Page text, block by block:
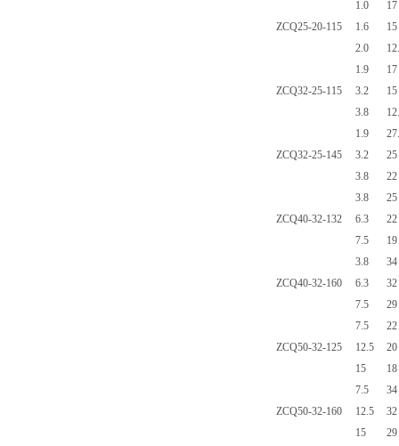
ZCQ25-20-115
1.0
1.6
2.0
17
15
ZCQ32-25-115
1.9
3.2
3.8
17
15
ZCQ32-25-145
1.9
3.2
3.8
25
22
ZCQ40-32-132
3.8
6.3
7.5
25
22
19
ZCQ40-32-160
3.8
6.3
7.5
34
32
29
ZCQ50-32-125
7.5
12.5
15
22
20
18
ZCQ50-32-160
7.5
12.5
15
34
32
29